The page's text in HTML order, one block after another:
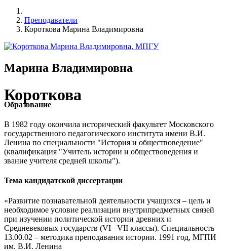
Преподаватели
Короткова Марина Владимировна
Марина Владимировна
Короткова
Образование
В 1982 году окончила исторический факультет Московского
государственного педагогического института имени В.И.
Ленина по специальности "История и обществоведение"
(квалификация "Учитель истории и обществоведения и
звание учителя средней школы").
Тема кандидатской диссертации
«Развитие познавательной деятельности учащихся – цель и
необходимое условие реализации внутрипредметных связей
при изучении политической истории древних и
Средневековых государств (VI –VII классы). Специальность
13.00.02 – методика преподавания истории. 1991 год, МГПИ
им. В.И. Ленина